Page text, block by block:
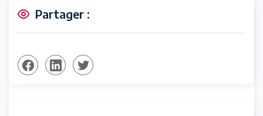
Partager :